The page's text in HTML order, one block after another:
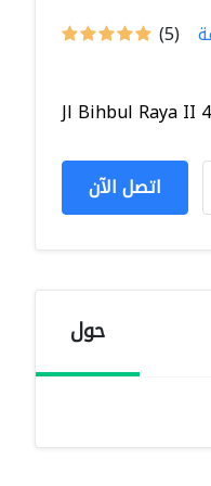
(5)
Jl Bihbul Raya II
اتصل الآن
حول